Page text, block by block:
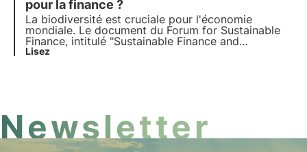
pour la finance ?
La biodiversité est cruciale pour l'économie
mondiale. Le document du Forum for Sustainable
Finance, intitulé "Sustainable Finance and
Biodiversity. Un guide pour les praticiens", explore
Lisez
Newsletter